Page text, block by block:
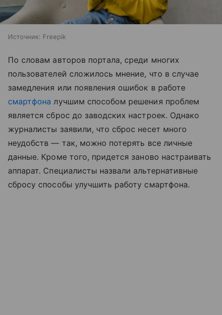
Источник: Freepik
По словам авторов портала, среди многих
пользователей сложилось мнение, что в случае
замедления или появления ошибок в работе
смартфона лучшим способом решения проблем
является сброс до заводских настроек. Однако
журналисты заявили, что сброс несет много
неудобств — так, можно потерять все личные
данные. Кроме того, придется заново настраивать
аппарат. Специалисты назвали альтернативные
сбросу способы улучшить работу смартфона.